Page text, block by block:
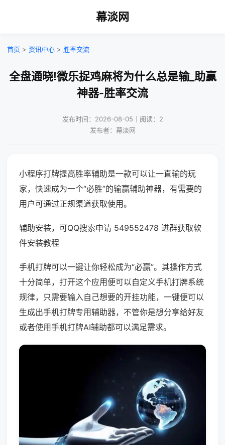
幕淡网
首页 > 资讯中心 > 胜率交流
全盘通晓!微乐捉鸡麻将为什么总是输_助赢
神器-胜率交流
发布时间：2026-08-05｜阅读：2
发布者：幕淡网
小程序打牌提高胜率辅助是一款可以让一直输的玩
家，快速成为一个“必胜”的输赢辅助神器，有需要的
用户可通过正规渠道获取使用。
辅助安装，可QQ搜索申请 549552478 进群获取软
件安装教程
手机打牌可以一键让你轻松成为“必赢”。其操作方式
十分简单，打开这个应用便可以自定义手机打牌系统
规律，只需要输入自己想要的开挂功能，一键便可以
生成出手机打牌专用辅助器，不管你是想分享给好友
或者使用手机打牌AI辅助都可以满足需求。